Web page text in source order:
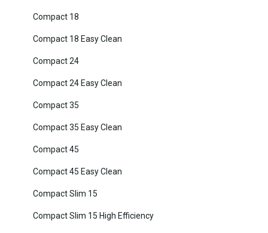
Compact 18
Compact 18 Easy Clean
Compact 24
Compact 24 Easy Clean
Compact 35
Compact 35 Easy Clean
Compact 45
Compact 45 Easy Clean
Compact Slim 15
Compact Slim 15 High Efficiency